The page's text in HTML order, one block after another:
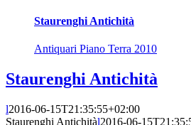
Staurenghi Antichità
Antiquari Piano Terra 2010
Staurenghi Antichità
l2016-06-15T21:35:55+02:00
Staurenghi Antichitàl2016-06-